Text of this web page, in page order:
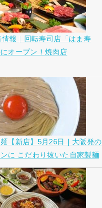
情報｜回転寿司店「はま寿
オープン！焼肉店
麺【新店】5月26日｜大阪発の
に こだわり抜いた自家製麺